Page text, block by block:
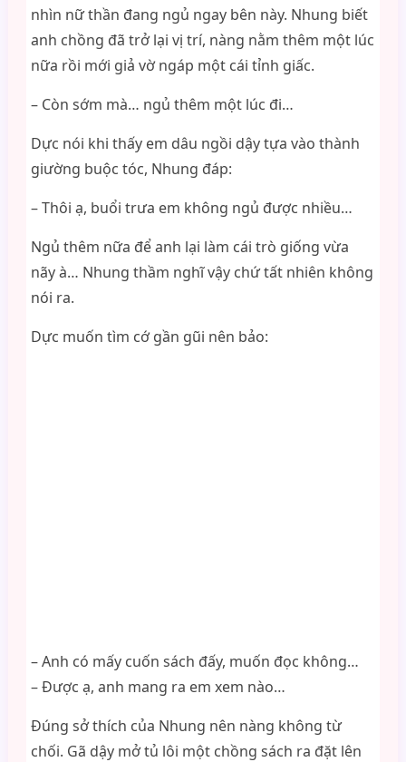
nhìn nữ thần đang ngủ ngay bên này. Nhung biết
anh chồng đã trở lại vị trí, nàng nằm thêm một lúc
nữa rồi mới giả vờ ngáp một cái tỉnh giấc.
– Còn sớm mà… ngủ thêm một lúc đi…
Dực nói khi thấy em dâu ngồi dậy tựa vào thành
giường buộc tóc, Nhung đáp:
– Thôi ạ, buổi trưa em không ngủ được nhiều…
Ngủ thêm nữa để anh lại làm cái trò giống vừa
nãy à… Nhung thầm nghĩ vậy chứ tất nhiên không
nói ra.
Dực muốn tìm cớ gần gũi nên bảo:
– Anh có mấy cuốn sách đấy, muốn đọc không…
– Được ạ, anh mang ra em xem nào…
Đúng sở thích của Nhung nên nàng không từ
chối. Gã dậy mở tủ lôi một chồng sách ra đặt lên